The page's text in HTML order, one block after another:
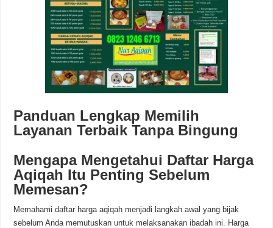
Panduan Lengkap Memilih
Layanan Terbaik Tanpa Bingung
Mengapa Mengetahui Daftar Harga
Aqiqah Itu Penting Sebelum
Memesan?
Memahami daftar harga aqiqah menjadi langkah awal yang bijak
sebelum Anda memutuskan untuk melaksanakan ibadah ini. Harga